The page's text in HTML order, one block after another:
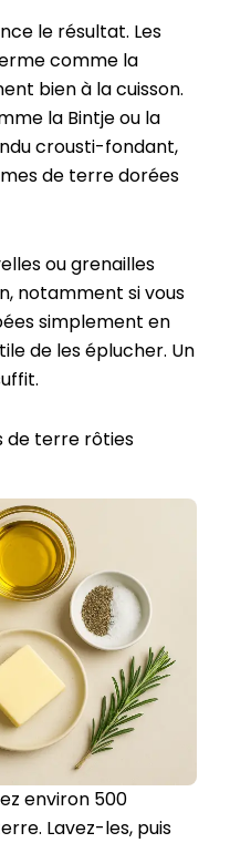
le résultat. Les
comme la
bien à la cuisson.
la Bintje ou la
crousti-fondant,
de terre dorées
ou grenailles
notamment si vous
simplement en
de les éplucher. Un
de terre rôties
environ 500
Lavez-les, puis